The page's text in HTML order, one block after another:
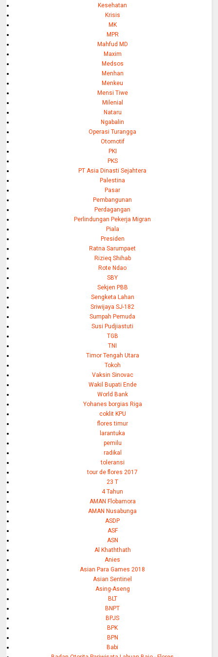
Kesehatan
Krisis
MK
MPR
Mahfud MD
Maxim
Medsos
Menhan
Menkeu
Mensi Tiwe
Milenial
Nataru
Ngabalin
Operasi Turangga
Otomotif
PKI
PKS
PT Asia Dinasti Sejahtera
Palestina
Pasar
Pembangunan
Perdagangan
Perlindungan Pekerja Migran
Piala
Presiden
Ratna Sarumpaet
Rizieq Shihab
Rote Ndao
SBY
Sekjen PBB
Sengketa Lahan
Sriwijaya SJ-182
Sumpah Pemuda
Susi Pudjiastuti
TGB
TNI
Timor Tengah Utara
Tokoh
Vaksin Sinovac
Wakil Bupati Ende
World Bank
Yohanes borgias Riga
coklit KPU
flores timur
larantuka
pemilu
radikal
toleransi
tour de flores 2017
23 T
4 Tahun
AMAN Flobamora
AMAN Nusabunga
ASDP
ASF
ASN
Al Khaththath
Anies
Asian Para Games 2018
Asian Sentinel
Asing-Aseng
BLT
BNPT
BPJS
BPK
BPN
Babi